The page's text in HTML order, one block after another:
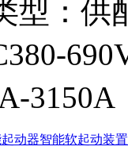
型：供
3150A
动器智能软起动装置